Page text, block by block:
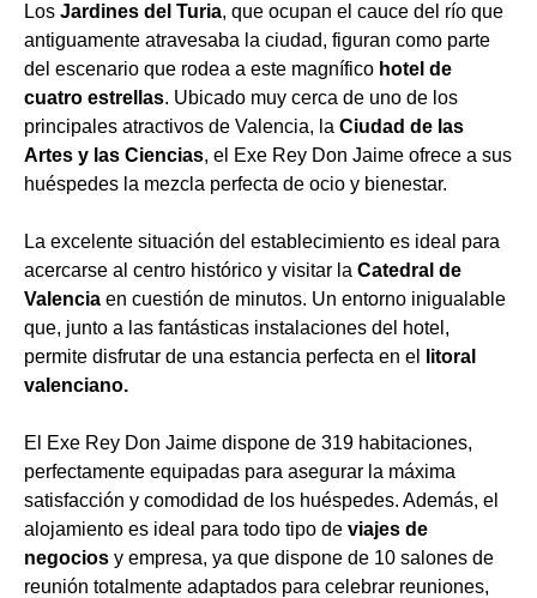
Los Jardines del Turia, que ocupan el cauce del río que
antiguamente atravesaba la ciudad, figuran como parte
del escenario que rodea a este magnífico hotel de
cuatro estrellas. Ubicado muy cerca de uno de los
principales atractivos de Valencia, la Ciudad de las
Artes y las Ciencias, el Exe Rey Don Jaime ofrece a sus
huéspedes la mezcla perfecta de ocio y bienestar.
La excelente situación del establecimiento es ideal para
acercarse al centro histórico y visitar la Catedral de
Valencia en cuestión de minutos. Un entorno inigualable
que, junto a las fantásticas instalaciones del hotel,
permite disfrutar de una estancia perfecta en el
litoral
valenciano.
El Exe Rey Don Jaime dispone de 319 habitaciones,
perfectamente equipadas para asegurar la máxima
satisfacción y comodidad de los huéspedes. Además, el
alojamiento es ideal para todo tipo de viajes de
negocios y empresa, ya que dispone de 10 salones de
reunión totalmente adaptados para celebrar reuniones,